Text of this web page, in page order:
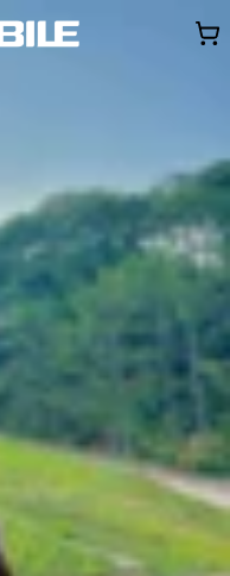
Tư vấn Khuyến
Thông báoKhách
Copilot 2025:
hơn?